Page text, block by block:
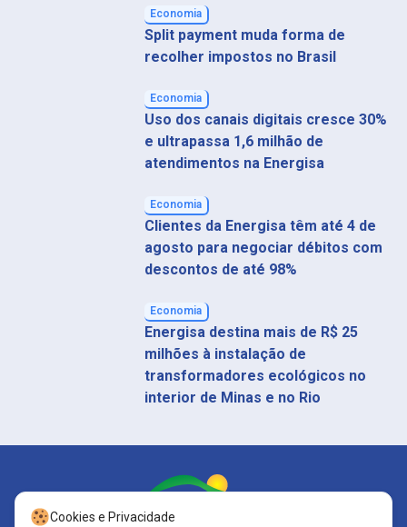
Economia
Split payment muda forma de
recolher impostos no Brasil
Economia
Uso dos canais digitais cresce 30%
e ultrapassa 1,6 milhão de
atendimentos na Energisa
Economia
Clientes da Energisa têm até 4 de
agosto para negociar débitos com
descontos de até 98%
Economia
Energisa destina mais de R$ 25
milhões à instalação de
transformadores ecológicos no
interior de Minas e no Rio
Cookies e Privacidade